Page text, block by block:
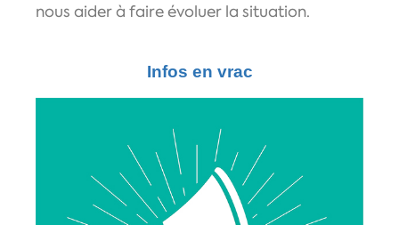
nous aider à faire évoluer la situation.
Infos en vrac